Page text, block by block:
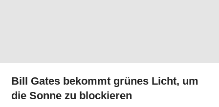
Bill Gates bekommt grünes Licht, um
die Sonne zu blockieren